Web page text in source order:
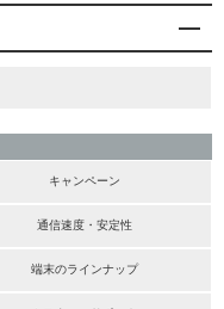
キャンペーン
通信速度・安定性
端末のラインナップ